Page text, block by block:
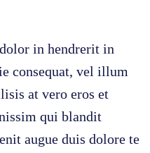
in hendrerit in
consequat, vel illum
at vero eros et
qui blandit
augue duis dolore te